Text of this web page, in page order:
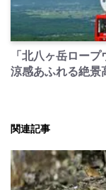
「北八ヶ岳ロー
涼感あふれる絶景
関連記事